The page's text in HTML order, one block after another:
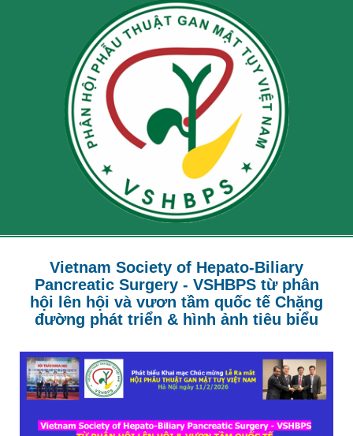
Vietnam Society of Hepato-Biliary
Pancreatic Surgery - VSHBPS từ phân
hội lên hội và vươn tầm quốc tế Chặng
đường phát triển & hình ảnh tiêu biểu